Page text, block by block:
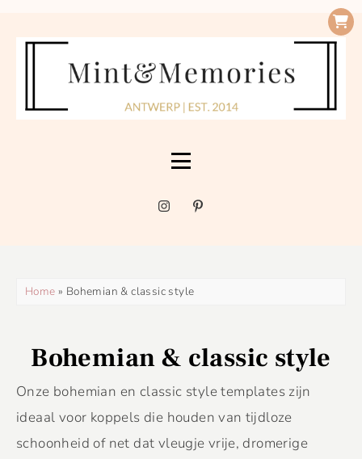
Home » Bohemian & classic style
Bohemian & classic style
Onze bohemian en classic style templates zijn
ideaal voor koppels die houden van tijdloze
schoonheid of net dat vleugje vrije, dromerige